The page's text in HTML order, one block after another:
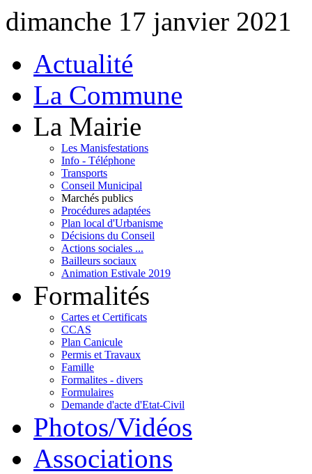
dimanche 17 janvier 2021
Actualité
La Commune
La Mairie
Les Manisfestations
Info - Téléphone
Transports
Conseil Municipal
Marchés publics
Procédures adaptées
Plan local d'Urbanisme
Décisions du Conseil
Actions sociales ...
Bailleurs sociaux
Animation Estivale 2019
Formalités
Cartes et Certificats
CCAS
Plan Canicule
Permis et Travaux
Famille
Formalites - divers
Formulaires
Demande d'acte d'Etat-Civil
Photos/Vidéos
Associations